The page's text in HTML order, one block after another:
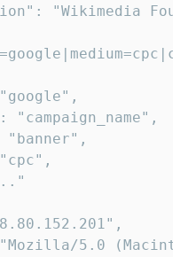
"Wikimedia
"campaign_name",
"banner",
5.0